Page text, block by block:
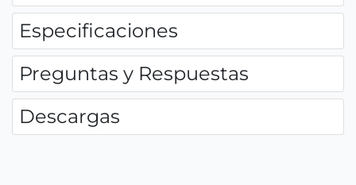
Especificaciones
Preguntas y Respuestas
Descargas